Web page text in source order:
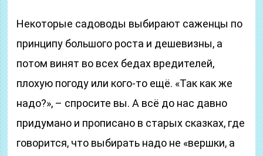
Некоторые садоводы выбирают саженцы по
принципу большого роста и дешевизны, а
потом винят во всех бедах вредителей,
плохую погоду или кого-то ещё. «Так как же
надо?», – спросите вы. А всё до нас давно
придумано и прописано в старых сказках, где
говорится, что выбирать надо не «вершки, а